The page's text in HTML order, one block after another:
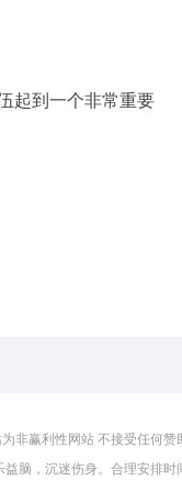
起到一个非常重要
非赢利性网站 不接受任何赞
脑，沉迷伤身。合理安排时